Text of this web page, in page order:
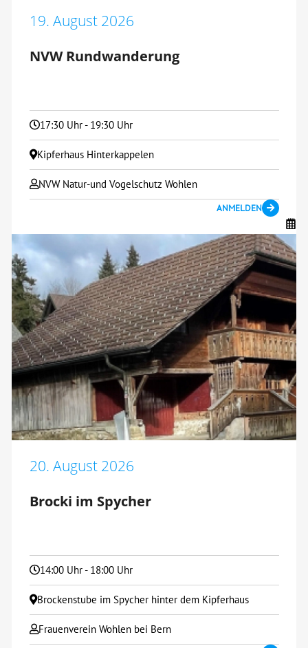
19. August 2026
NVW Rundwanderung
17:30 Uhr - 19:30 Uhr
Kipferhaus Hinterkappelen
NVW Natur-und Vogelschutz Wohlen
ANMELDEN
20. August 2026
Brocki im Spycher
14:00 Uhr - 18:00 Uhr
Brockenstube im Spycher hinter dem Kipferhaus
Frauenverein Wohlen bei Bern